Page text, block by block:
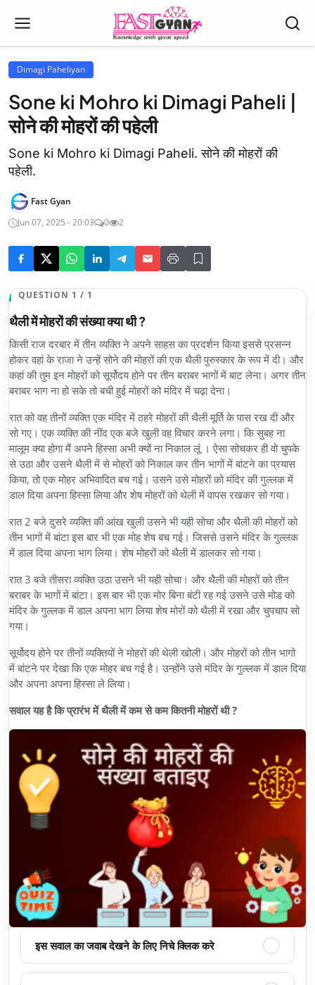
Dimagi Paheliyan
Sone ki Mohro ki Dimagi Paheli |
सोने की मोहरों की पहेली
Sone ki Mohro ki Dimagi Paheli. सोने की मोहरों की
पहेली.
Fast Gyan
Jun 07, 2025 - 20:03
0 2
QUESTION 1 / 1
थैली में मोहरों की संख्या क्या थी ?
किसी राज दरबार में तीन व्यक्ति ने अपने साहस का प्रदर्शन किया इससे प्रसन्न
होकर वहां के राजा ने उन्हें सोने की मोहरों की एक थैली पुरुस्कार के रूप में दी। और
कहां की तुम इन मोहरों को सूर्योदय होने पर तीन बराबर भागों में बाट लेना। अगर तीन
बराबर भाग ना हो सके तो बची हुई मोहरों को मंदिर में चढ़ा देना।
रात को वह तीनों व्यक्ति एक मंदिर में ठहरे मोहरों की थैली मूर्ति के पास रख दी और
सो गए। एक व्यक्ति की नींद एक बजे खुली वह विचार करने लगा। कि सुबह ना
मालूम क्या होगा मैं अपने हिस्सा अभी क्यों ना निकाल लूं । ऐसा सोचकर ही वो चुपके
से उठा और उसने थैली में से मोहरों को निकाल कर तीन भागों में बांटने का प्रयास
किया, तो एक मोहर अभिवादित बच गई। उसने उसे मोहरों को मंदिर की गुल्लक में
डाल दिया अपना हिस्सा लिया और शेष मोहरों को थेली में वापस रखकर सो गया।
रात 2 बजे दुसरे व्यक्ति की आंख खुली उसने भी यही सोचा और थैली की मोहरों को
तीन भागों में बांटा इस बार भी एक मोह शेष बच गई। जिससे उसने मंदिर के गुल्लक
में डाल दिया अपना भाग लिया। शेष मोहरों को थैली में डालकर सो गया।
रात 3 बजे तीसरा व्यक्ति उठा उसने भी यही सोचा। और थैली की मोहरों को तीन
बराबर के भागों में बांटा। इस बार भी एक मोर बिना बंटी रह गई उसने उसे मोड को
मंदिर के गुल्लक में डाल अपना भाग लिया शेष मोरों को थैली में रखा और चुपचाप सो
गया।
सूर्योदय होने पर तीनों व्यक्तियों ने मोहरों की थेली खोली। और मोहरों को तीन भागो
में बांटने पर देखा कि एक मोहर बच गई है। उन्होंने उसे मंदिर के गुल्लक में डाल दिया
और अपना अपना हिस्सा ले लिया।
सवाल यह है कि प्रारंभ में थैली में कम से कम कितनी मोहरों थी ?
इस सवाल का जवाब देखने के लिए निचे क्लिक करे